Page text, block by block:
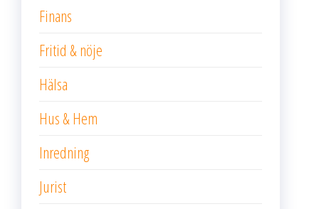
Finans
Fritid & nöje
Hälsa
Hus & Hem
Inredning
Jurist